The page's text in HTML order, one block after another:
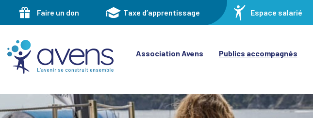
navigation
Skip
Faire un don Taxe d’apprentissage Espace salarié
Association Avens Publics accompagnés